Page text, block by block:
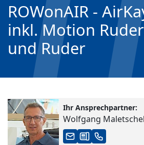
ROWonAIR -
inkl. Motion
und Ruder
Ihr Ansprechpartner:
Wolfgang